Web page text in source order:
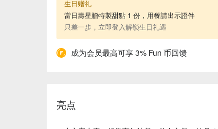
生日赠礼
當日壽星贈特製甜點 1 份，用餐請出示證件
只差一步，立即登入解锁生日礼遇
成为会员最高可享 3% Fun 币回馈
亮点